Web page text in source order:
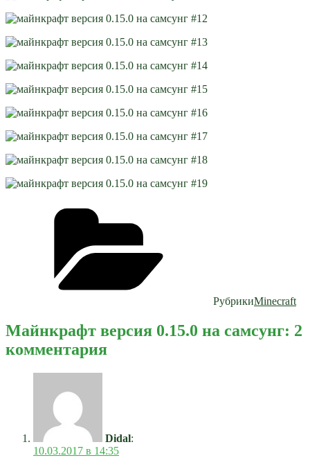
РубрикиMinecraft
Майнкрафт версия 0.15.0 на самсунг: 2
комментария
Didal:
10.03.2017 в 14:35